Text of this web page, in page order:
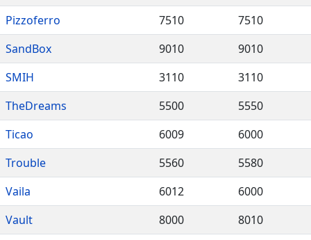
Pizzoferro
7510
7510
SandBox
9010
9010
SMIH
3110
3110
TheDreams
5500
5550
Ticao
6009
6000
Trouble
5560
5580
Vaila
6012
6000
Vault
8000
8010